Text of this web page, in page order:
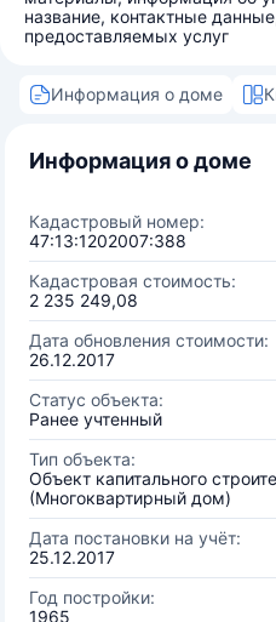
название, контактные
предоставляемых услуг
Информация о доме
Информация о доме
Кадастровый номер:
47:13:1202007:388
Кадастровая стоимость:
2 235 249,08
Дата обновления стоимости:
26.12.2017
Статус объекта:
Ранее учтенный
Тип объекта:
Объект капитального
(Многоквартирный дом)
Дата постановки на учёт:
25.12.2017
Год постройки:
1965